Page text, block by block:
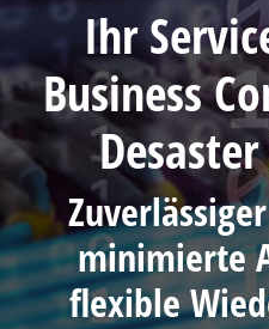
Ihr
Business
minimierte
flexible